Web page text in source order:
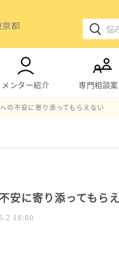
メンター紹介 専門相談
の不安に寄り添ってもらえない
安に寄り添ってもら
18:00